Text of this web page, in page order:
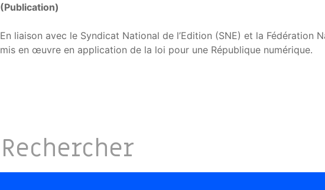
(Publication)
En liaison avec le Syndicat National de l’Edition (SNE) et la Fédération
mis en œuvre en application de la loi pour une République numérique.